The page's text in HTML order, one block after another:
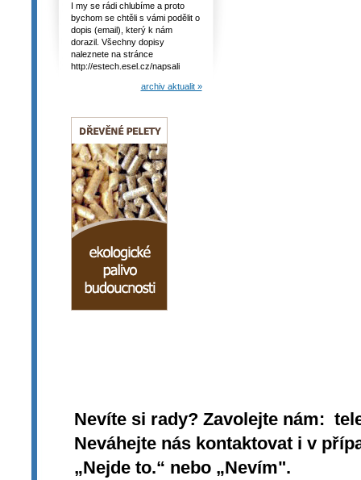
I my se rádi chlubíme a proto
bychom se chtěli s vámi podělit o
dopis (email), který k nám
dorazil. Všechny dopisy
naleznete na stránce
http://estech.esel.cz/napsali
archiv aktualit »
Nevíte si rady? Zavolejte nám:
Neváhejte nás kontaktovat i v
„Nejde to.“ nebo „Nevím".